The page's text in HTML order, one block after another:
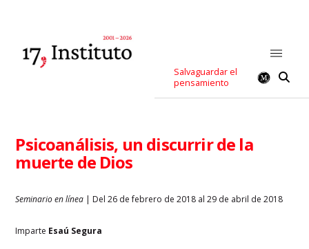
Salvaguardar el
pensamiento
Psicoanálisis, un discurrir de la
muerte de Dios
Seminario en línea | Del 26 de febrero de 2018 al 29 de abril de 2018
Imparte Esaú Segura